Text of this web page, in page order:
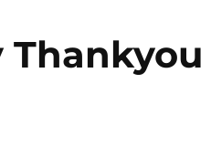
Thankyou